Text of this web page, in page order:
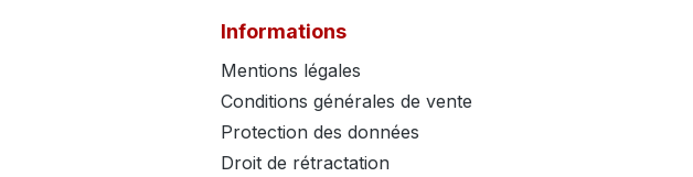
Informations
Mentions légales
Conditions générales de vente
Protection des données
Droit de rétractation